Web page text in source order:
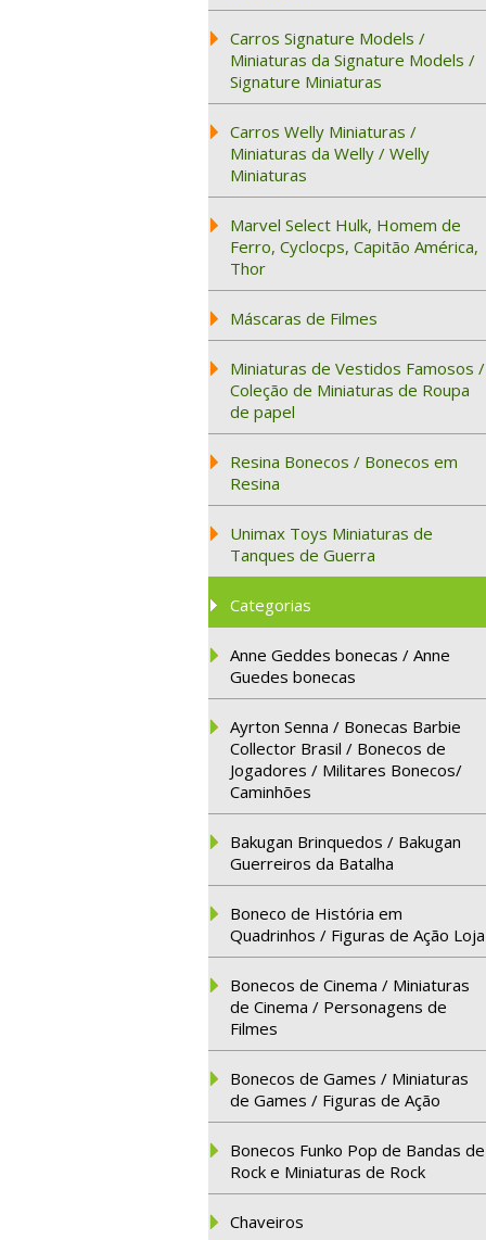
Carros Signature Models /
Miniaturas da Signature Models /
Signature Miniaturas
Carros Welly Miniaturas /
Miniaturas da Welly / Welly
Miniaturas
Marvel Select Hulk, Homem de
Ferro, Cyclocps, Capitão América,
Thor
Máscaras de Filmes
Miniaturas de Vestidos Famosos /
Coleção de Miniaturas de Roupa
de papel
Resina Bonecos / Bonecos em
Resina
Unimax Toys Miniaturas de
Tanques de Guerra
Categorias
Anne Geddes bonecas / Anne
Guedes bonecas
Ayrton Senna / Bonecas Barbie
Collector Brasil / Bonecos de
Jogadores / Militares Bonecos/
Caminhões
Bakugan Brinquedos / Bakugan
Guerreiros da Batalha
Boneco de História em
Quadrinhos / Figuras de Ação Loja
Bonecos de Cinema / Miniaturas
de Cinema / Personagens de
Filmes
Bonecos de Games / Miniaturas
de Games / Figuras de Ação
Bonecos Funko Pop de Bandas de
Rock e Miniaturas de Rock
Chaveiros